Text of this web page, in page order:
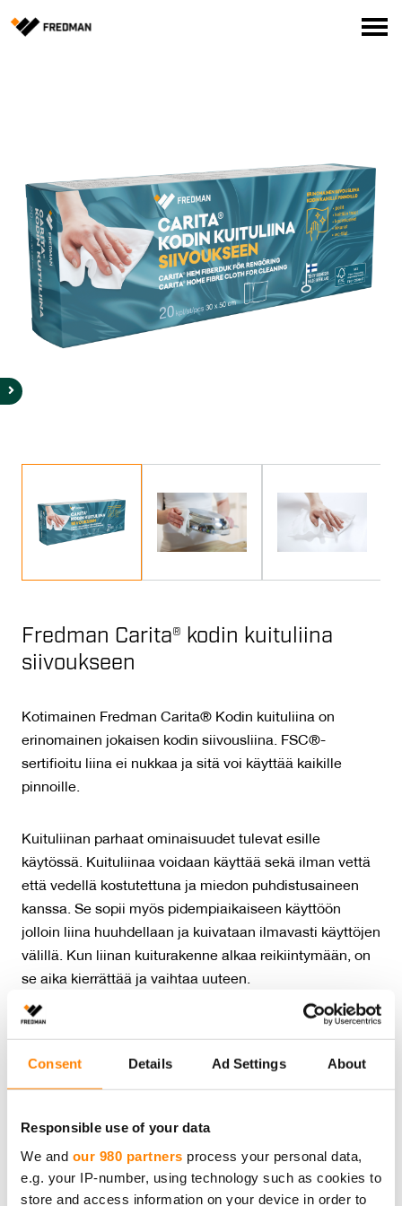
Consent Details Ad Settings About
Responsible use of your data
We and our 980 partners process your personal data,
e.g. your IP-number, using technology such as cookies to
store and access information on your device in order to
Suomi
Fredman Carita® kodin kuituliina
siivoukseen
Kotimainen Fredman Carita® Kodin kuituliina on
erinomainen jokaisen kodin siivousliina. FSC®-
sertifioitu liina ei nukkaa ja sitä voi käyttää kaikille
pinnoille.
Kuituliinan parhaat ominaisuudet tulevat esille
käytössä. Kuituliinaa voidaan käyttää sekä ilman vettä
että vedellä kostutettuna ja miedon puhdistusaineen
kanssa. Se sopii myös pidempiaikaiseen käyttöön
jolloin liina huuhdellaan ja kuivataan ilmavasti käyttöjen
välillä. Kun liinan kuiturakenne alkaa reikiintymään, on
se aika kierrättää ja vaihtaa uuteen.
kuituliinan vältät epäpuhtauksien leviämisen.
Tehokas puhdistaja: Liina soveltuu kodin kaikkien
pintojen puhdistamiseen. Oiva väline, kun haluat
pyyhkiä lian, rasvan tai epäpuhtaudet pois.